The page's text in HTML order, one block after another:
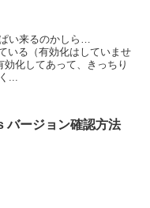
い来るのかしら…
いる（有効化はしていませ
化してあって、きっちり
...
バージョン確認方法